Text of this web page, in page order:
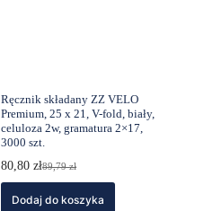
Ręcznik składany ZZ VELO
Premium, 25 x 21, V-fold, biały,
celuloza 2w, gramatura 2×17,
3000 szt.
89,79zł
Pierwotna
cena
wynosiła:
80,80złAktualna
cena
wynosi:
Dodaj do koszyka